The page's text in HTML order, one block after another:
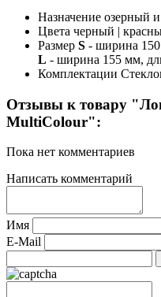
Назначение озерный
Цвета черный |
Размер S - ширина
L - ширина 155 мм,
Комплектации
Отзывы к товару
MultiColour":
Пока нет комментариев
Написать комментарий
Имя
E-Mail